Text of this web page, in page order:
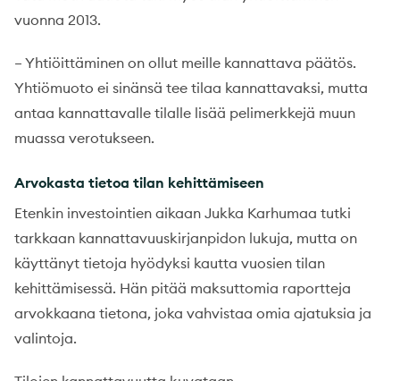
vuonna 2013.
– Yhtiöittäminen on ollut meille kannattava päätös.
Yhtiömuoto ei sinänsä tee tilaa kannattavaksi, mutta
antaa kannattavalle tilalle lisää pelimerkkejä muun
muassa verotukseen.
Arvokasta tietoa tilan kehittämiseen
Etenkin investointien aikaan Jukka Karhumaa tutki
tarkkaan kannattavuuskirjanpidon lukuja, mutta on
käyttänyt tietoja hyödyksi kautta vuosien tilan
kehittämisessä. Hän pitää maksuttomia raportteja
arvokkaana tietona, joka vahvistaa omia ajatuksia ja
valintoja.